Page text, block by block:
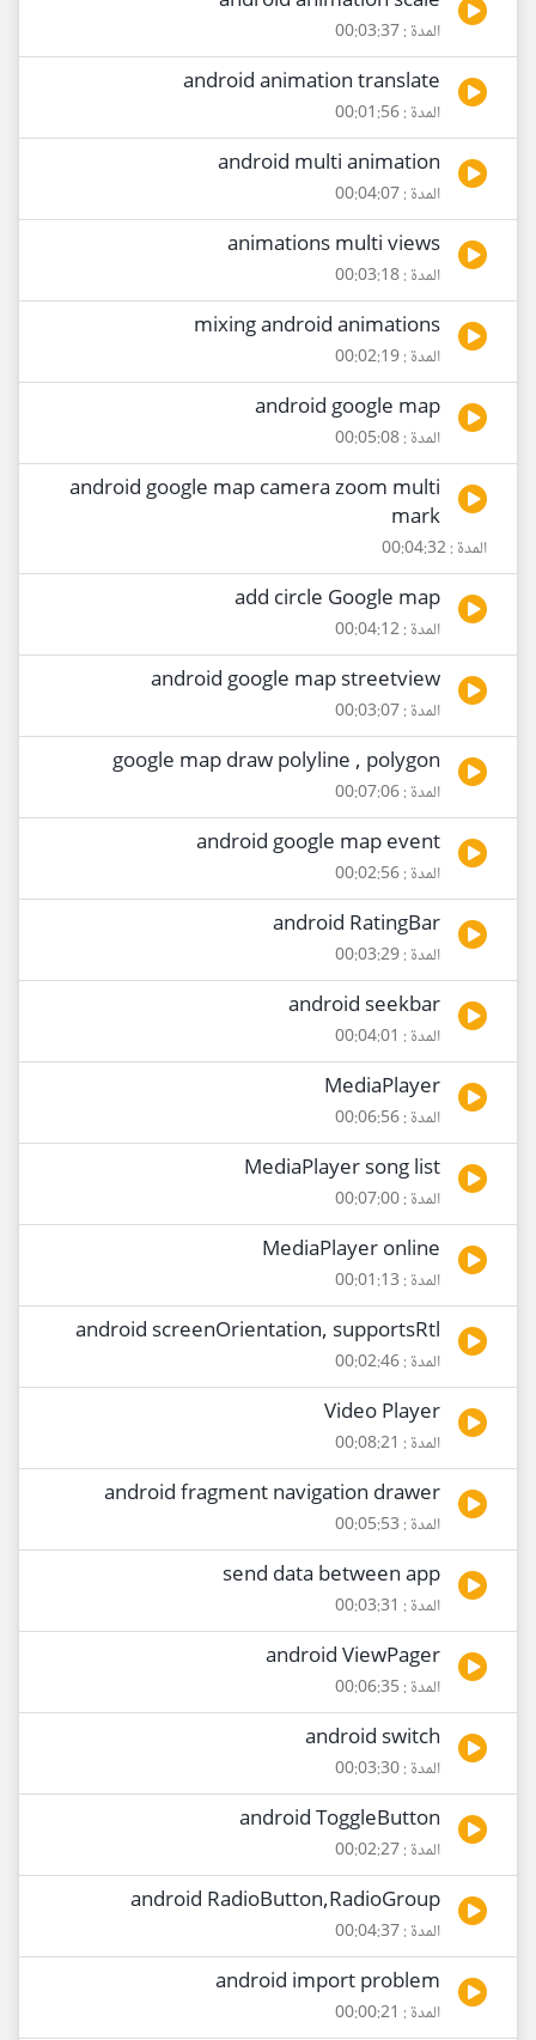
المدة : 00:03:37
android animation translate
المدة : 00:01:56
android multi animation
المدة : 00:04:07
animations multi views
المدة : 00:03:18
mixing android animations
المدة : 00:02:19
android google map
المدة : 00:05:08
android google map camera zoom multi
mark
المدة : 00:04:32
add circle Google map
المدة : 00:04:12
android google map streetview
المدة : 00:03:07
google map draw polyline , polygon
المدة : 00:07:06
android google map event
المدة : 00:02:56
android RatingBar
المدة : 00:03:29
android seekbar
المدة : 00:04:01
MediaPlayer
المدة : 00:06:56
MediaPlayer song list
المدة : 00:07:00
MediaPlayer online
المدة : 00:01:13
android screenOrientation, supportsRtl
المدة : 00:02:46
Video Player
المدة : 00:08:21
android fragment navigation drawer
المدة : 00:05:53
send data between app
المدة : 00:03:31
android ViewPager
المدة : 00:06:35
android switch
المدة : 00:03:30
android ToggleButton
المدة : 00:02:27
android RadioButton,RadioGroup
المدة : 00:04:37
android import problem
المدة : 00:00:21